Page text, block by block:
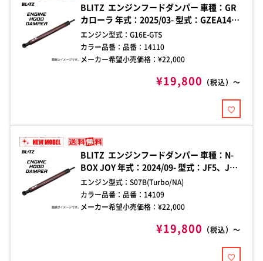
BLITZ エンジンフードダンパー 車種：GR
カローラ 年式：2025/03- 型式：GZEA14H
ダンパー本数：1本 装着箇所：右側(運転席
側) 純正ボンネット専用 樹脂パネルの取り
外しまたは加工が必要。 エンジンフード開
ダンパー。加工不要のボルトオン設計で、
エンジン型式： G16E-GTS
カラー品番： 品番：14110
メーカー希望小売価格：¥22,000
¥19,800 （税込）～
BLITZ エンジンフードダンパー 車種：N-
BOX JOY 年式：2024/09- 型式：JF5、JF6
ダンパー本数：1本 装着箇所：左側(助手席
側) 純正ボンネット専用 エンジンフード開
閉時の煩わしさを解消する、車種別フード
手軽に確実な取り付けが可能。
エンジン型式： S07B(Turbo/NA)
カラー品番： 品番：14109
メーカー希望小売価格：¥22,000
¥19,800 （税込）～